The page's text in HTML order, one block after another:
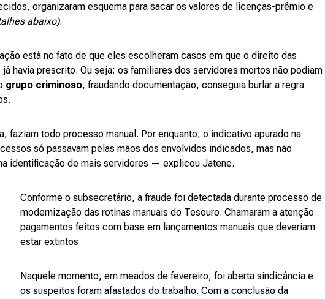
organizaram esquema para sacar os valores de licenças-prêmio e
abaixo).
está no fato de que eles escolheram casos em que o direito das
havia prescrito. Ou seja: os familiares dos servidores mortos não podiam
grupo criminoso, fraudando documentação, conseguia burlar a regra
faziam todo processo manual. Por enquanto, o indicativo apurado na
só passavam pelas mãos dos envolvidos indicados, mas não
identificação de mais servidores — explicou Jatene.
Conforme o subsecretário, a fraude foi detectada durante processo de
modernização das rotinas manuais do Tesouro. Chamaram a atenção
pagamentos feitos com base em lançamentos manuais que deveriam
estar extintos.
Naquele momento, em meados de fevereiro, foi aberta sindicância e
os suspeitos foram afastados do trabalho. Com a conclusão da